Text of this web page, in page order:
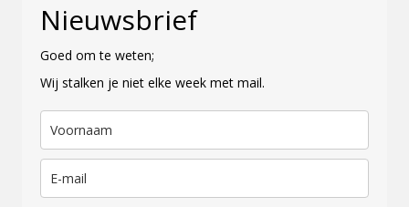
Nieuwsbrief
Goed om te weten;
Wij stalken je niet elke week met mail.